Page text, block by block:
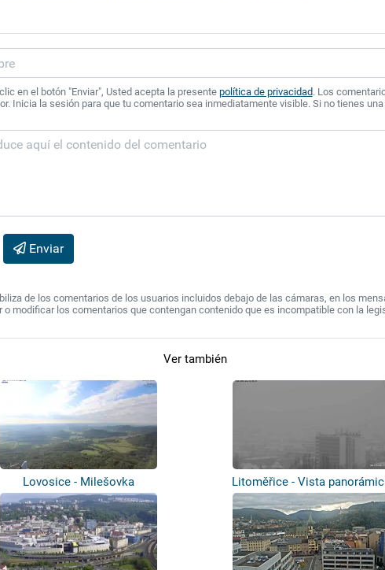
en el botón "Enviar", Usted acepta la presentepolítica de privacidad. Los
Inicia la sesión para que tu comentario sea inmediatamente visible. Si no tienes
Enviar
de los comentarios de los usuarios incluidos debajo de las cámaras, en los
o modificar los comentarios que contengan contenido que es incompatible con la
Ver también
Lovosice - Milešovka Litoměřice - Vista